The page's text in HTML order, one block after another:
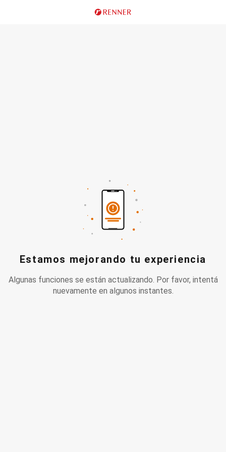
Estamos mejorando tu experiencia
Algunas funciones se están actualizando. Por favor, intentá
nuevamente en algunos instantes.